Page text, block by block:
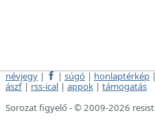
névjegy | | súgó | honlaptérkép |
ászf | rss-ical | appok | támogatás
Sorozat figyelő - © 2009-2026 resist